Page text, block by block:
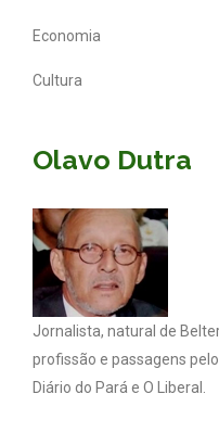
Economia
Cultura
Olavo Dutra
Jornalista, natural de
profissão e passagens
Diário do Pará e O Liberal.